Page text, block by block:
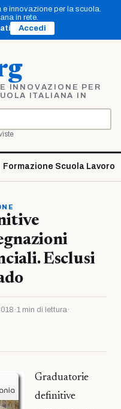
e innovazione per la scuola.
in rete.
Accedi
INNOVAZIONE PER
ITALIANA IN
Formazione Scuola Lavoro
Esclusi
·1 min di lettura·
Graduatorie
definitive